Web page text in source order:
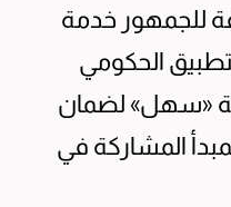
للجمهور خدمة
الحكومي
«سهل» لضمان
المشاركة في